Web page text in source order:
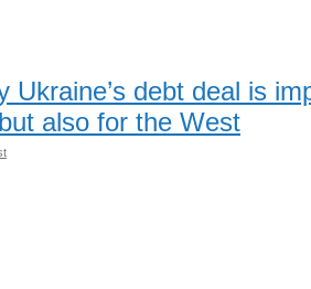
Ukraine’s debt deal is
also for the West